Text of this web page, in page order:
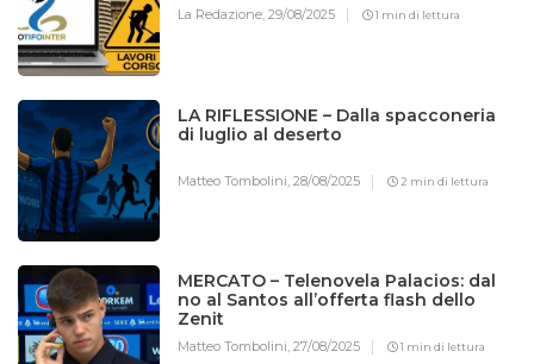
La Redazione,29/08/2025 1 min di lettura
LA RIFLESSIONE – Dalla spacconeria
di luglio al deserto
Matteo Tombolini,28/08/2025 2 min di lettura
MERCATO – Telenovela Palacios: dal
no al Santos all’offerta flash dello
Zenit
Matteo Tombolini,27/08/2025 1 min di lettura